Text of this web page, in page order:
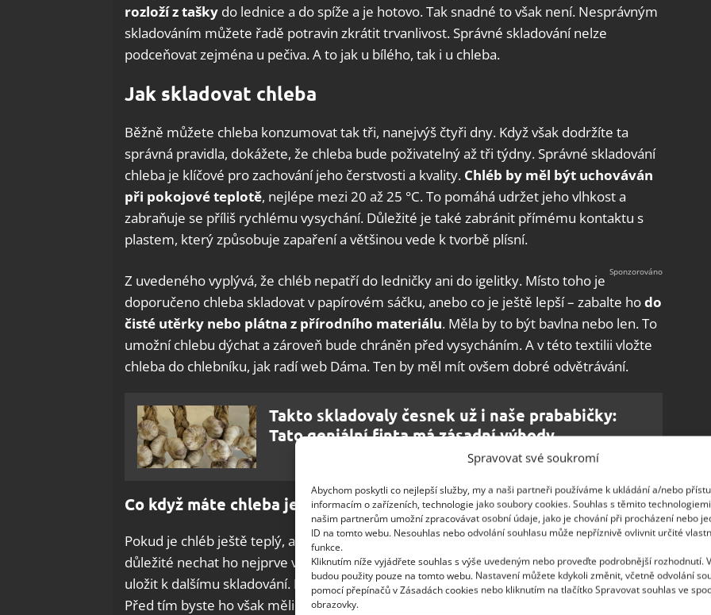
Spravovat své soukromí
Abychom poskytli co nejlepší služby, my a naši partneři používáme k ukládání a/nebo
informacím o zařízeních, technologie jako soubory cookies. Souhlas s těmito
našim partnerům umožní zpracovávat osobní údaje, jako je chování při procházení nebo
ID na tomto webu. Nesouhlas nebo odvolání souhlasu může nepříznivě ovlivnit určité
funkce.
Kliknutím níže vyjádřete souhlas s výše uvedeným nebo proveďte podrobnější rozhodnutí.
budou použity pouze na tomto webu. Nastavení můžete kdykoli změnit, včetně odvolání
pomocí přepínačů v Zásadách cookies nebo kliknutím na tlačítko Spravovat souhlas ve
obrazovky.
rozloží z tašky do lednice a do spíže a je hotovo. Tak snadné to však není. Nesprávným
skladováním můžete řadě potravin zkrátit trvanlivost. Správné skladování nelze
podceňovat zejména u pečiva. A to jak u bílého, tak i u chleba.
Jak skladovat chleba
Běžně můžete chleba konzumovat tak tři, nanejvýš čtyři dny. Když však dodržíte ta
správná pravidla, dokážete, že chleba bude poživatelný až tři týdny. Správné skladování
chleba je klíčové pro zachování jeho čerstvosti a kvality. Chléb by měl být uchováván
při pokojové teplotě, nejlépe mezi 20 až 25 °C. To pomáhá udržet jeho vlhkost a
zabraňuje se příliš rychlému vysychání. Důležité je také zabránit přímému kontaktu s
plastem, který způsobuje zapaření a většinou vede k tvorbě plísní.
Z uvedeného vyplývá, že chléb nepatří do ledničky ani do igelitky. Místo toho je
doporučeno chleba skladovat v papírovém sáčku, anebo co je ještě lepší – zabalte hodo
čisté utěrky nebo plátna z přírodního materiálu. Měla by to být bavlna nebo len. To
umožní chlebu dýchat a zároveň bude chráněn před vysycháním. A v této textilii vložte
chleba do chlebníku, jak radí web Dáma. Ten by měl mít ovšem dobré odvětrávání.
Takto skladovaly česnek už i naše prababičky:
Tato geniální finta má zásadní výhody
Co když máte chleba ještě teplý
Pokud je chléb ještě teplý, ať jste ho upekli doma sami, nebo ho přinesli z pekárny, je
důležité nechat ho nejprve vychladnout na vzdušném místě. Teprve potom ho můžete
uložit k dalšímu skladování. Pro dlouhodobější skladování můžete chleba zamrazit.
Před tím byste ho však měli nakrájet na jednotlivé krajíce, abyste ho z mrazáku vyjmuli